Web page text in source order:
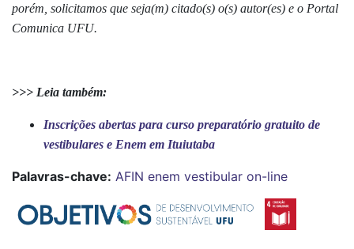
porém, solicitamos que seja(m) citado(s) o(s) autor(es) e o Portal
Comunica UFU.
>>> Leia também:
Inscrições abertas para curso preparatório gratuito de
vestibulares e Enem em Ituiutaba
Palavras-chave: AFIN enem vestibular on-line